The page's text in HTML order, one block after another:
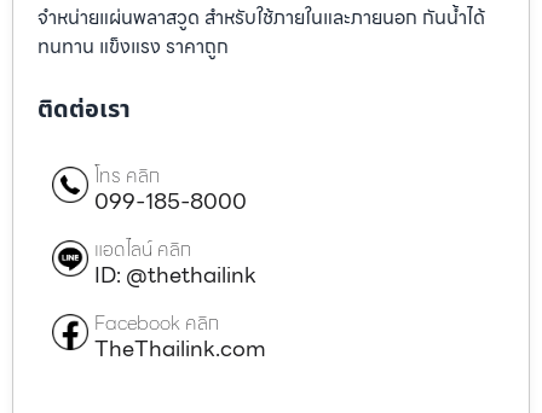
จำหน่ายแผ่นพลาสวูด สำหรับใช้ภายในและภายนอก กันน้ำได้
ทนทาน แข็งแรง ราคาถูก
ติดต่อเรา
โทร คลิก
099-185-8000
แอดไลน์ คลิก
ID: @thethailink
Facebook คลิก
TheThailink.com